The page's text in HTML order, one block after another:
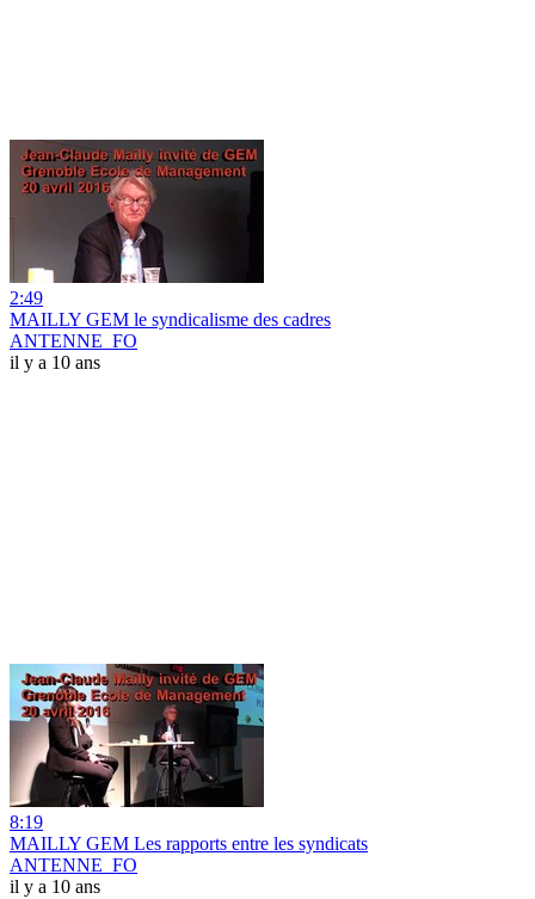
2:49
MAILLY GEM le syndicalisme des cadres
ANTENNE_FO
il y a 10 ans
8:19
MAILLY GEM Les rapports entre les syndicats
ANTENNE_FO
il y a 10 ans